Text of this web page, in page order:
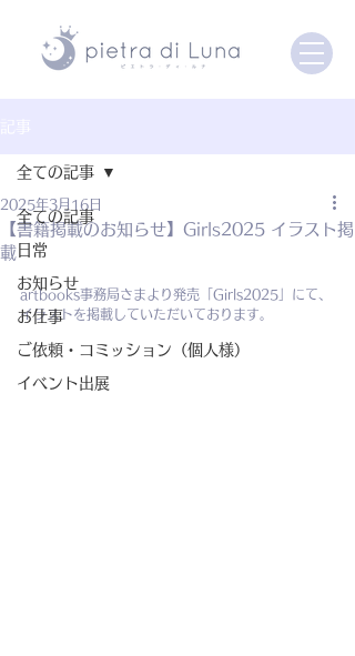
全ての記事
日常
お知らせ
お仕事
ご依頼・コミッション（個人様）
イベント出展
全ての記事
【書籍掲載のお知らせ】Girls2025 イラスト掲
載
2025年3月16日
artbooks事務局さまより発売「Girls2025」にて、
イラストを掲載していただいております。